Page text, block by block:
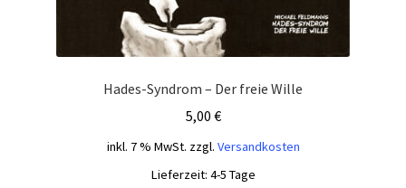
Hades-Syndrom – Der freie Wille
5,00 €
inkl. 7 % MwSt. zzgl. Versandkosten
Lieferzeit: 4-5 Tage